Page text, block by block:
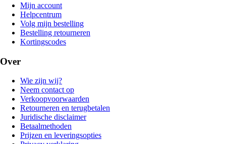
Mijn account
Helpcentrum
Volg mijn bestelling
Bestelling retourneren
Kortingscodes
Over
Wie zijn wij?
Neem contact op
Verkoopvoorwaarden
Retourneren en terugbetalen
Juridische disclaimer
Betaalmethoden
Prijzen en leveringsopties